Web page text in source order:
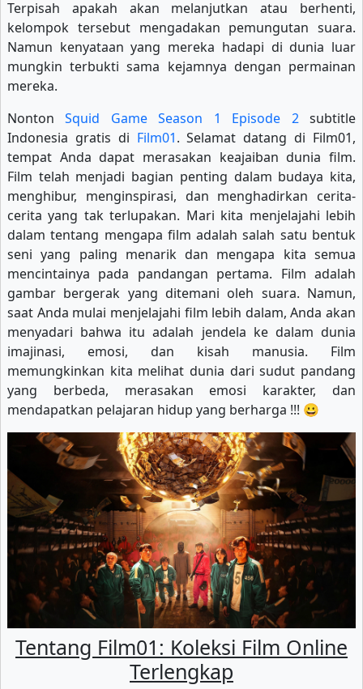
Terpisah apakah akan melanjutkan atau berhenti,
kelompok tersebut mengadakan pemungutan suara.
Namun kenyataan yang mereka hadapi di dunia luar
mungkin terbukti sama kejamnya dengan permainan
mereka.
NontonSquid Game Season 1 Episode 2subtitle
Indonesia gratis di Film01. Selamat datang di Film01,
tempat Anda dapat merasakan keajaiban dunia film.
Film telah menjadi bagian penting dalam budaya kita,
menghibur, menginspirasi, dan menghadirkan cerita-
cerita yang tak terlupakan. Mari kita menjelajahi lebih
dalam tentang mengapa film adalah salah satu bentuk
seni yang paling menarik dan mengapa kita semua
mencintainya pada pandangan pertama. Film adalah
gambar bergerak yang ditemani oleh suara. Namun,
saat Anda mulai menjelajahi film lebih dalam, Anda akan
menyadari bahwa itu adalah jendela ke dalam dunia
imajinasi, emosi, dan kisah manusia. Film
memungkinkan kita melihat dunia dari sudut pandang
yang berbeda, merasakan emosi karakter, dan
mendapatkan pelajaran hidup yang berharga !!! 😀
Tentang Film01: Koleksi Film Online
Terlengkap